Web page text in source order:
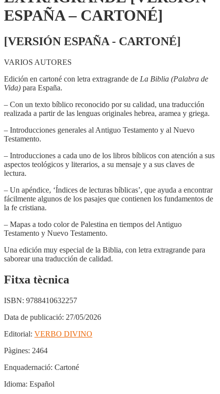
ESPAÑA – CARTONÉ]
[VERSIÓN ESPAÑA - CARTONÉ]
VARIOS AUTORES
Edición en cartoné con letra extragrande de La Biblia (Palabra de
Vida) para España.
– Con un texto bíblico reconocido por su calidad, una traducción
realizada a partir de las lenguas originales hebrea, aramea y griega.
– Introducciones generales al Antiguo Testamento y al Nuevo
Testamento.
– Introducciones a cada uno de los libros bíblicos con atención a sus
aspectos teológicos y literarios, a su mensaje y a sus claves de
lectura.
– Un apéndice, ‘Índices de lecturas bíblicas’, que ayuda a encontrar
fácilmente algunos de los pasajes que contienen los fundamentos de
la fe cristiana.
– Mapas a todo color de Palestina en tiempos del Antiguo
Testamento y Nuevo Testamento.
Una edición muy especial de la Biblia, con letra extragrande para
saborear una traducción de calidad.
Fitxa tècnica
ISBN: 9788410632257
Data de publicació: 27/05/2026
Editorial: VERBO DIVINO
Pàgines: 2464
Enquadernació: Cartoné
Idioma: Español